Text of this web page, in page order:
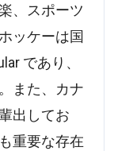
、スポーツ
ッケーは国
であり、
また、カナ
出してお
重要な存在